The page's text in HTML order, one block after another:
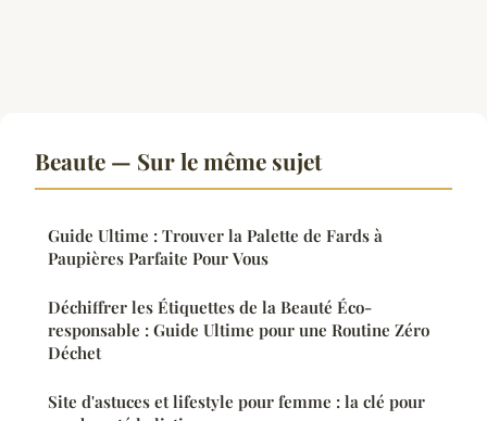
Beaute — Sur le même sujet
Guide Ultime : Trouver la Palette de Fards à
Paupières Parfaite Pour Vous
Déchiffrer les Étiquettes de la Beauté Éco-
responsable : Guide Ultime pour une Routine Zéro
Déchet
Site d'astuces et lifestyle pour femme : la clé pour